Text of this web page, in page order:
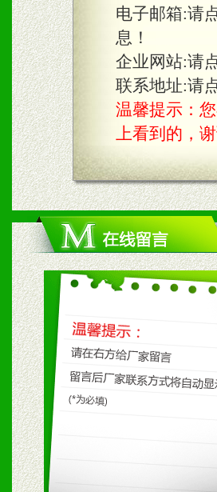
知名度和影响
3、根据地方实
具。
四、市场操作
1、根据区域市
2、根据具体情
3、根据市场需
保产品顺利销
4、根据市场情
购支持。
五、退换货制度
1、给予前期市
电子邮箱:请
息！
企业网站:请
联系地址:请
温馨提示：
上看到的，谢